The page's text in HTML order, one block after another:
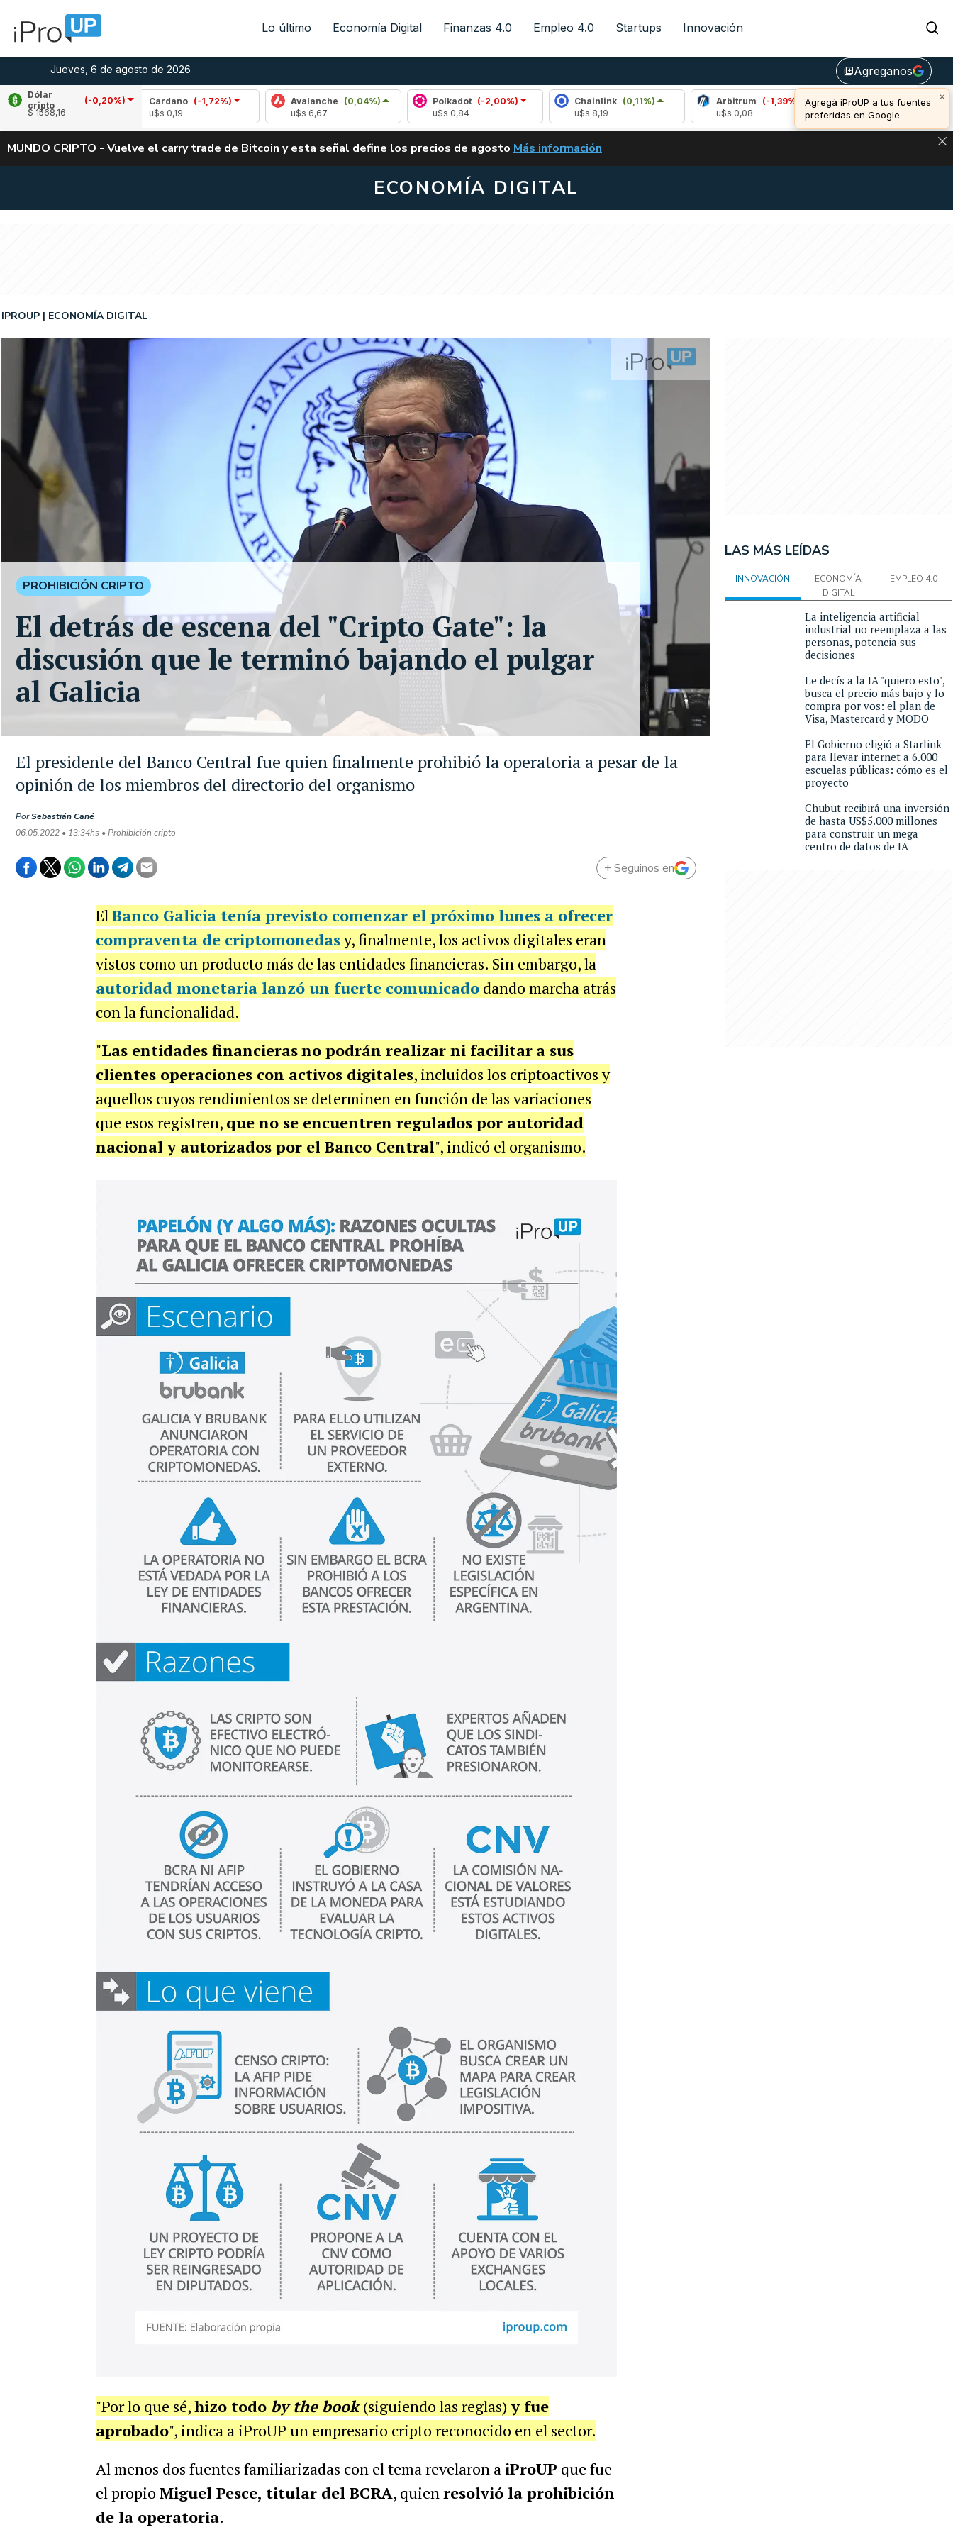
Lo último Economía Digital Finanzas 4.0 Empleo 4.0 Startups Innovación
Jueves, 6 de agosto de 2026 library_addAgreganos
×
Agregá iProUP a tus fuentes
preferidas en Google
Dólar
cripto
(-0,20%)
$ 1568,16
Cardano
(-1,72%)
Avalanche (0,04%)
Polkadot
(-2,00%)
Chainlink
(0,11%)
Arbitrum (-1,39%)
Bitcoin (1,02%)
u$s 64.807,00
ALERTA
MUNDO CRIPTO - Vuelve el carry trade de Bitcoin y esta señal define los precios de agosto VUELVE EL CARRY TRADE DE BITCOIN Y ESTA SEÑAL DEFINE LOS PRECIOS DE
Más información
ECONOMÍA DIGITAL
El presidente del Banco Central fue quien finalmente prohibió la operatoria a pesar de la
opinión de los miembros del directorio del organismo
IPROUP ECONOMÍA DIGITAL
PorSebastián Cané
06.05.2022 • 13:34hs • Prohibición cripto
PROHIBICIÓN CRIPTO
El detrás de escena del "Cripto Gate": la
discusión que le terminó bajando el pulgar
al Galicia
+ Seguinos en
ElBanco Galicia tenía previsto comenzar el próximo lunes a ofrecer
compraventa de criptomonedasy, finalmente, los activos digitales eran
vistos como un producto más de las entidades financieras. Sin embargo, la
autoridad monetaria lanzó un fuerte comunicadodando marcha atrás
con la funcionalidad.
"Las entidades financierasno podrán realizar ni facilitar a sus
clientes operaciones con activos digitales, incluidos los criptoactivos y
aquellos cuyos rendimientos se determinen en función de las variaciones
que esos registren, que no se encuentren regulados por autoridad
nacional y autorizados por el Banco Central", indicó el organismo.
"Por lo que sé,hizo todo by the book (siguiendo las reglas) y fue
aprobado", indica a iProUP un empresario cripto reconocido en el sector.
Al menos dos fuentes familiarizadas con el tema revelaron a iProUP que fue
el propio Miguel Pesce, titular del BCRA, quienresolvió la prohibición
de la operatoria.
LAS MÁS LEÍDAS
INNOVACIÓN
ECONOMÍA
DIGITAL
EMPLEO 4.0
La inteligencia artificial
industrial no reemplaza a las
personas, potencia sus
decisiones
Le decís a la IA "quiero esto",
busca el precio más bajo y lo
compra por vos: el plan de
Visa, Mastercard y MODO
El Gobierno eligió a Starlink
para llevar internet a 6.000
escuelas públicas: cómo es el
proyecto
Chubut recibirá una inversión
de hasta US$5.000 millones
para construir un mega
centro de datos de IA